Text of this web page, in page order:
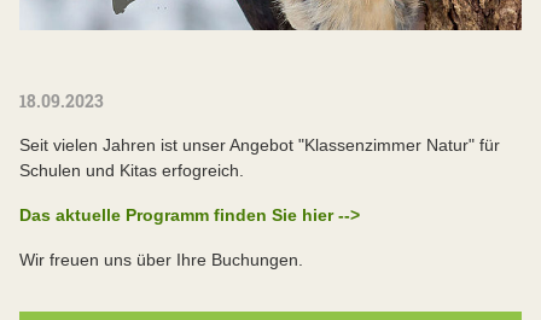
18.09.2023
Seit vielen Jahren ist unser Angebot "Klassenzimmer Natur" für
Schulen und Kitas erfogreich.
Das aktuelle Programm finden Sie hier -->
Wir freuen uns über Ihre Buchungen.